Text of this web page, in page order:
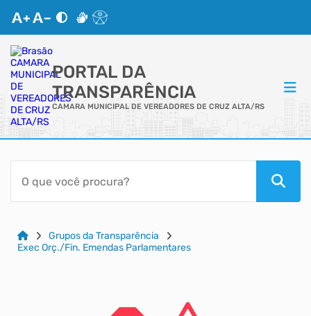
PORTAL DA
TRANSPARÊNCIA
CAMARA MUNICIPAL DE VEREADORES DE CRUZ ALTA/RS
ACESSO RÁPIDO
Acessibilidade
CidadãoGrupos da Transparência
Exec Orç./Fin. Emendas Parlamentares